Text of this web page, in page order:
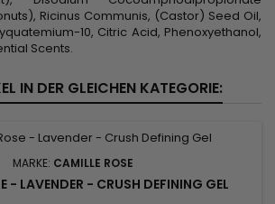
Ricinus Communis, (Castor) Seed Oil,
10, Citric Acid, Phenoxyethanol,
Scents.
IN DER GLEICHEN KATEGORIE:
MARKE: CAMILLE ROSE
- LAVENDER - CRUSH DEFINING GEL